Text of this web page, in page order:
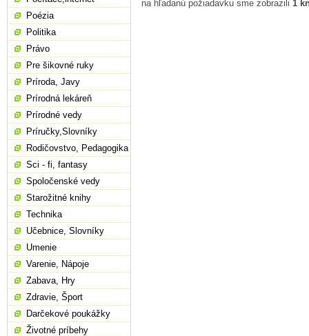
na hľadanú požiadavku sme zobrazili 1
Poézia
Politika
Právo
Pre šikovné ruky
Príroda, Javy
Prírodná lekáreň
Prírodné vedy
Príručky,Slovníky
Rodičovstvo, Pedagogika
Sci - fi, fantasy
Spoločenské vedy
Starožitné knihy
Technika
Učebnice, Slovníky
Umenie
Varenie, Nápoje
Zabava, Hry
Zdravie, Šport
Darčekové poukážky
Životné príbehy